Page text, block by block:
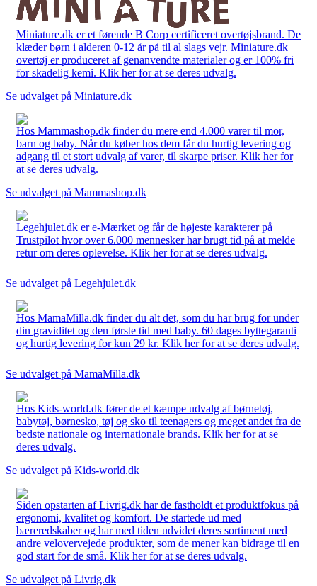
Miniature.dk er et førende B Corp certificeret overtøjsbrand. De
klæder børn i alderen 0-12 år på til al slags vejr. Miniature.dk
overtøj er produceret af genanvendte materialer og er 100% fri
for skadelig kemi. Klik her for at se deres udvalg.
Se udvalget på Miniature.dk
Hos Mammashop.dk finder du mere end 4.000 varer til mor,
barn og baby. Når du køber hos dem får du hurtig levering og
adgang til et stort udvalg af varer, til skarpe priser. Klik her for
at se deres udvalg.
Se udvalget på Mammashop.dk
Legehjulet.dk er e-Mærket og får de højeste karakterer på
Trustpilot hvor over 6.000 mennesker har brugt tid på at melde
retur om deres oplevelse. Klik her for at se deres udvalg.
Se udvalget på Legehjulet.dk
Hos MamaMilla.dk finder du alt det, som du har brug for under
din graviditet og den første tid med baby. 60 dages byttegaranti
og hurtig levering for kun 29 kr. Klik her for at se deres udvalg.
Se udvalget på MamaMilla.dk
Hos Kids-world.dk fører de et kæmpe udvalg af børnetøj,
babytøj, børnesko, tøj og sko til teenagers og meget andet fra de
bedste nationale og internationale brands. Klik her for at se
deres udvalg.
Se udvalget på Kids-world.dk
Siden opstarten af Livrig.dk har de fastholdt et produktfokus på
ergonomi, kvalitet og komfort. De startede ud med
bæreredskaber og har med tiden udvidet deres sortiment med
andre velovervejede produkter, som de mener kan bidrage til en
god start for de små. Klik her for at se deres udvalg.
Se udvalget på Livrig.dk